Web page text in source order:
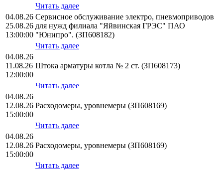
Читать далее
04.08.26
25.08.26
13:00:00
Сервисное обслуживание электро, пневмоприводов
для нужд филиала "Яйвинская ГРЭС" ПАО
"Юнипро". (ЗП608182)
Читать далее
04.08.26
11.08.26
12:00:00
Штока арматуры котла № 2 ст. (ЗП608173)
Читать далее
04.08.26
12.08.26
15:00:00
Расходомеры, уровнемеры (ЗП608169)
Читать далее
04.08.26
12.08.26
15:00:00
Расходомеры, уровнемеры (ЗП608169)
Читать далее